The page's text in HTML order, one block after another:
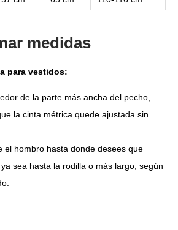
medidas
para vestidos:
de la parte más ancha del pecho,
la cinta métrica quede ajustada sin
el hombro hasta donde desees que
sea hasta la rodilla o más largo, según